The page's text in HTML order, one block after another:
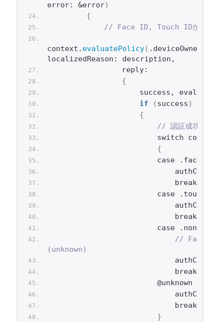
error: &error)
{
// Face ID, Touch IDが利用で
context. evaluatePolicy(
localizedReason: description,
                reply:
{
success,
if
(success)
{
// 認証成功
switch
{
                        case .faceID:
                            break
                        case .touchID:
                            break
                        case .none:
// Face ID,
(unknown)
                            break
@unknown
                            break
}